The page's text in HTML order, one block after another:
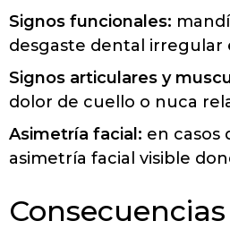
Signos funcionales:
desgaste dental irregular
Signos articulares y
dolor de cuello o nuca
Asimetría facial: en casos
asimetría facial visible